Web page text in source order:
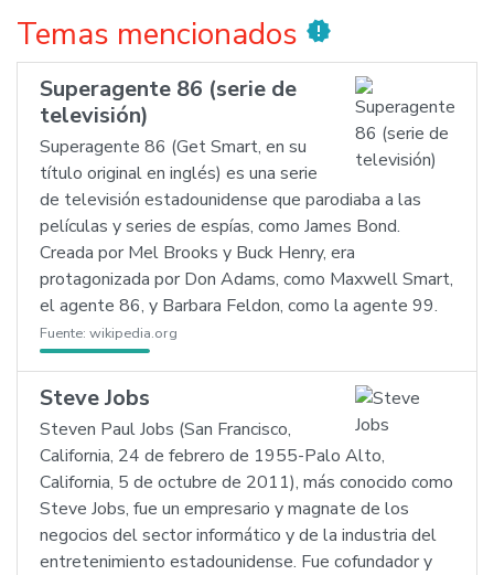
Temas mencionados new_releases
Superagente 86 (serie de
televisión)
Superagente 86 (Get Smart, en su
título original en inglés) es una serie
de televisión estadounidense que parodiaba a las
películas y series de espías, como James Bond.
Creada por Mel Brooks y Buck Henry, era
protagonizada por Don Adams, como Maxwell Smart,
el agente 86, y Barbara Feldon, como la agente 99.
Fuente: wikipedia.org
Steve Jobs
Steven Paul Jobs (San Francisco,
California, 24 de febrero de 1955-Palo Alto,
California, 5 de octubre de 2011), más conocido como
Steve Jobs, fue un empresario y magnate de los
negocios del sector informático y de la industria del
entretenimiento estadounidense. Fue cofundador y